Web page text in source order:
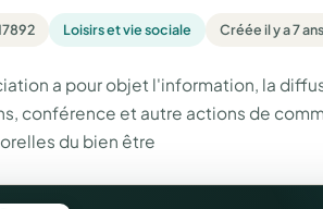
Loisirs et vie sociale Créée il y a 7 ans
a pour objet l'information, la
conférence et autre actions de
du bien être